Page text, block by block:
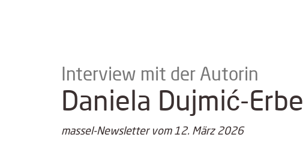
Interview mit der Autorin
Daniela Dujmić-Erbe
massel-Newsletter vom 12. März 2026